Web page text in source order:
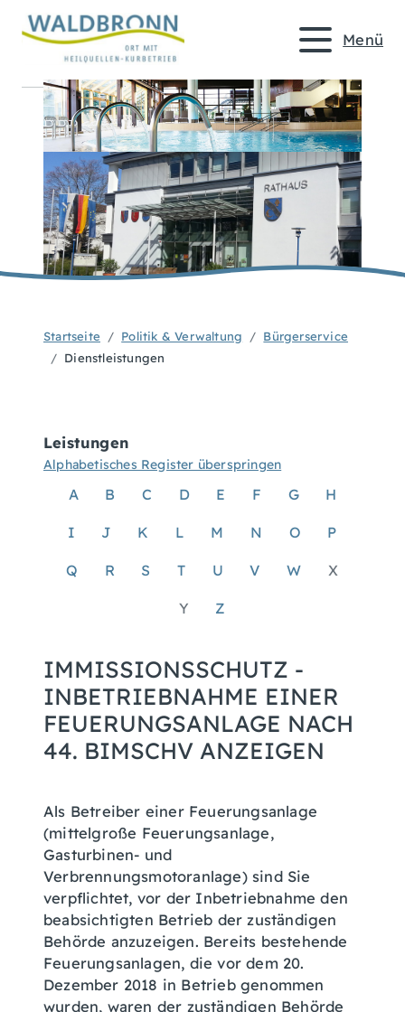
Menü
Startseite Politik & Verwaltung
Bürgerservice
Dienstleistungen
Leistungen
Alphabetisches Register überspringen
A B C D E F G H
I J K L M N O P
Q R S T U V W X
Y Z
IMMISSIONSSCHUTZ -
INBETRIEBNAHME EINER
FEUERUNGSANLAGE NACH
44. BIMSCHV ANZEIGEN
Als Betreiber einer Feuerungsanlage
(mittelgroße Feuerungsanlage,
Gasturbinen- und
Verbrennungsmotoranlage) sind Sie
verpflichtet, vor der Inbetriebnahme den
beabsichtigten Betrieb der zuständigen
Behörde anzuzeigen. Bereits bestehende
Feuerungsanlagen, die vor dem 20.
Dezember 2018 in Betrieb genommen
wurden, waren der zuständigen Behörde